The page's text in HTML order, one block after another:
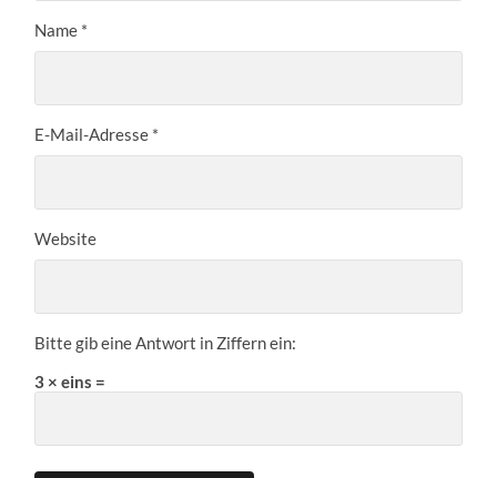
Name *
E-Mail-Adresse *
Website
Bitte gib eine Antwort in Ziffern ein:
3 × eins =